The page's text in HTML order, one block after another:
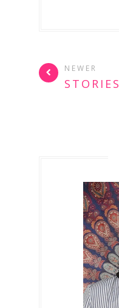
NEWER
STORIES